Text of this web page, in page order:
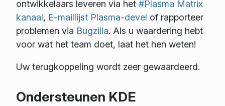
ontwikkelaars leveren via het #Plasma Matrix
kanaal, E-maillijst Plasma-devel of rapporteer
problemen via Bugzilla. Als u waardering hebt
voor wat het team doet, laat het hen weten!
Uw terugkoppeling wordt zeer gewaardeerd.
Ondersteunen KDE